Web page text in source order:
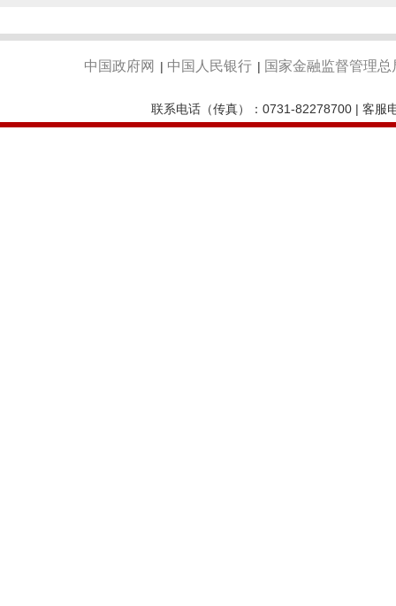
中国政府网 | 中国人民银行 | 国家金融监督管理总
联系电话（传真）：0731-82278700 | 客服